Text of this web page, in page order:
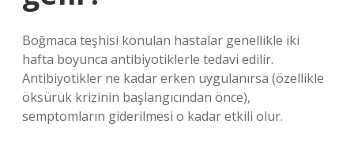
Boğmaca teşhisi konulan hastalar genellikle iki
hafta boyunca antibiyotiklerle tedavi edilir.
Antibiyotikler ne kadar erken uygulanırsa (özellikle
öksürük krizinin başlangıcından önce),
semptomların giderilmesi o kadar etkili olur.